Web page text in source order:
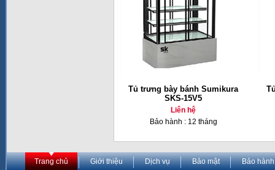
Tủ trưng bày bánh Sumikura
SKS-15V5
Liên hệ
Bảo hành : 12 tháng
Trang chủ Giới thiệu Dịch vụ Bảo mật Bảo hành